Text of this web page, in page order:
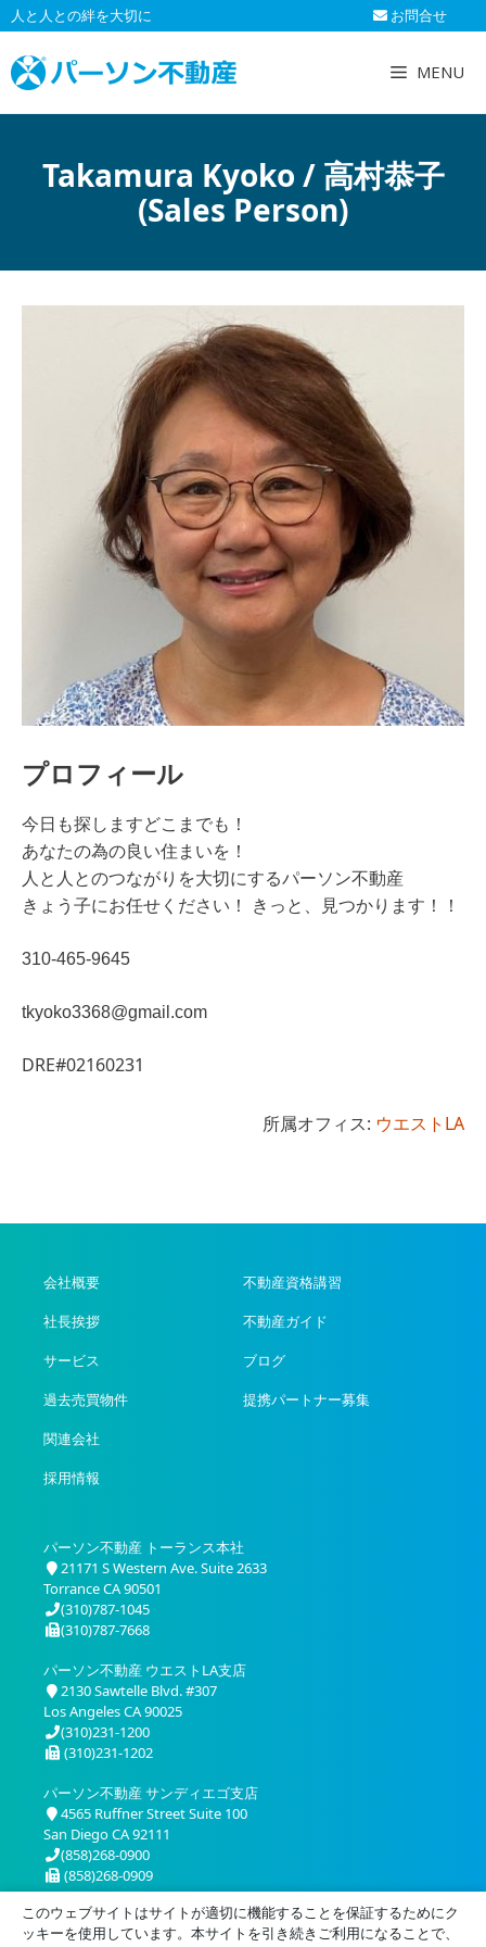
コ
ン
テ
ン
ツ
人と人との絆を大切に お問合せ
MENU
Takamura Kyoko / 高村恭子
(Sales Person)
プロフィール
今日も探しますどこまでも！
あなたの為の良い住まいを！
人と人とのつながりを大切にするパーソン不動産
きょう子にお任せください！ きっと、見つかります！！
310-465-9645
tkyoko3368@gmail.com
DRE#02160231
所属オフィス: ウエストLA
会社概要
社長挨拶
サービス
過去売買物件
関連会社
採用情報
不動産資格講習
不動産ガイド
ブログ
提携パートナー募集
パーソン不動産 トーランス本社
21171 S Western Ave. Suite 2633
Torrance CA 90501
(310)787-1045
(310)787-7668
パーソン不動産 ウエストLA支店
2130 Sawtelle Blvd. #307
Los Angeles CA 90025
(310)231-1200
(310)231-1202
パーソン不動産 サンディエゴ支店
4565 Ruffner Street Suite 100
San Diego CA 92111
(858)268-0900
(858)268-0909
このウェブサイトはサイトが適切に機能することを保証するためにク
ッキーを使用しています。本サイトを引き続きご利用になることで、